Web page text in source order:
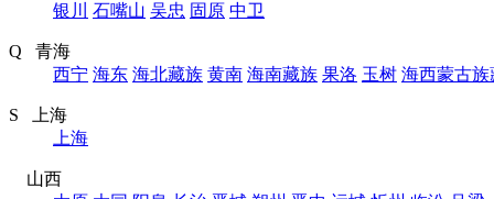
银川
石嘴山 吴忠 固原 中卫
Q 青海
西宁 海东 海北藏族 黄南 海南藏族 果洛 玉树 海西蒙古族
S 上海
上海
山西